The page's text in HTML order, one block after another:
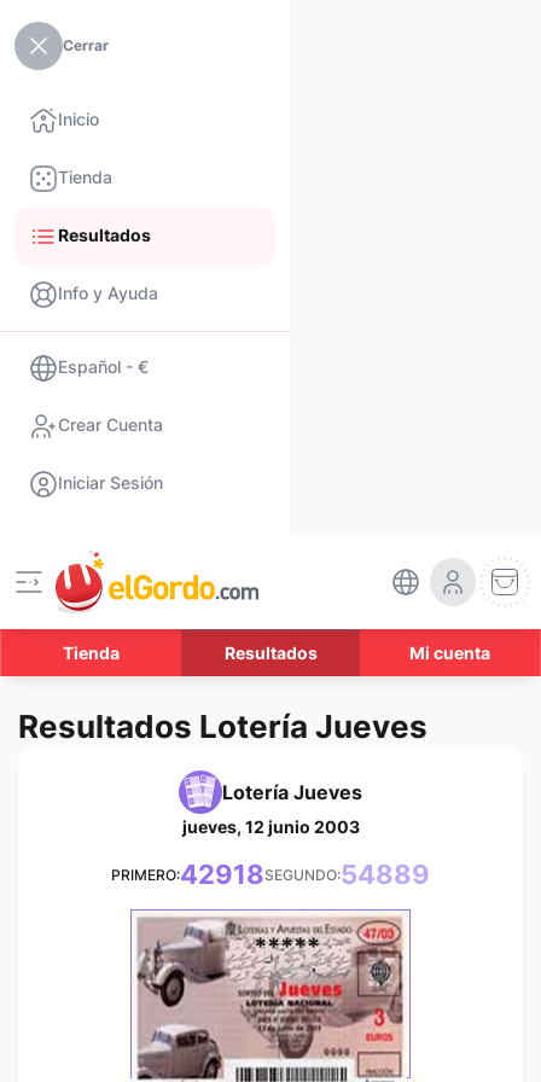
Cerrar
Inicio
Tienda
Resultados
Info y Ayuda
Español - €
Crear Cuenta
Iniciar Sesión
Tienda Resultados Mi cuenta
Resultados Lotería Jueves
Lotería Jueves
jueves, 12 junio 2003
PRIMERO:42918SEGUNDO:54889
*****